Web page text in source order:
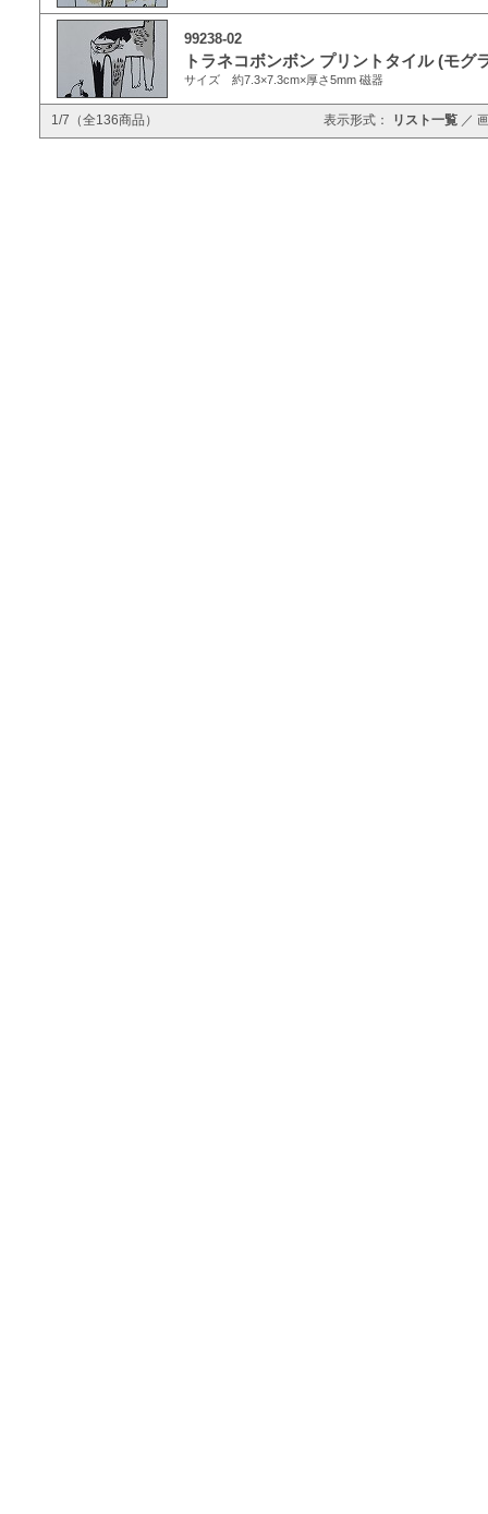
99238-02
トラネコボンボン プリントタイル (モグ
サイズ 約7.3×7.3cm×厚さ5mm 磁器
1/7（全136商品） 表示形式： リスト一覧 ／